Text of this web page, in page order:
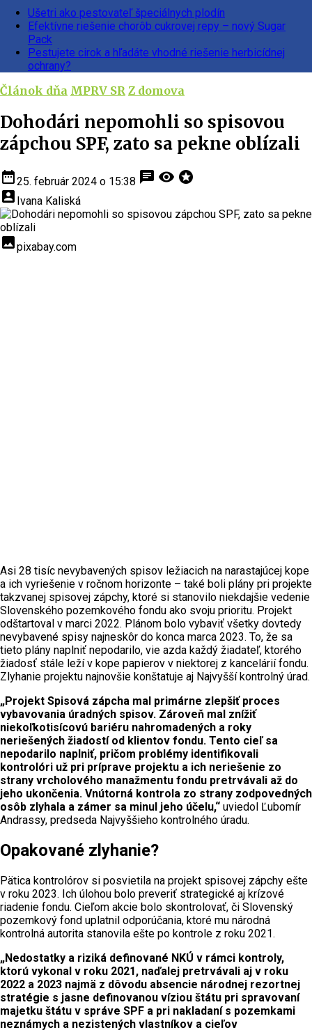
Ušetri ako pestovateľ špeciálnych plodín
Efektívne riešenie chorôb cukrovej repy – nový Sugar
Pack
Pestujete cirok a hľadáte vhodné riešenie herbicídnej
ochrany?
Článok dňa MPRV SR Z domova
Dohodári nepomohli so spisovou
zápchou SPF, zato sa pekne oblízali
date_range25. február 2024 o 15:38 chat visibility stars
account_box Ivana Kaliská
insert_photopixabay.com
Asi 28 tisíc nevybavených spisov ležiacich na narastajúcej kope
a ich vyriešenie v ročnom horizonte – také boli plány pri projekte
takzvanej spisovej zápchy, ktoré si stanovilo niekdajšie vedenie
Slovenského pozemkového fondu ako svoju prioritu. Projekt
odštartoval v marci 2022. Plánom bolo vybaviť všetky dovtedy
nevybavené spisy najneskôr do konca marca 2023. To, že sa
tieto plány naplniť nepodarilo, vie azda každý žiadateľ, ktorého
žiadosť stále leží v kope papierov v niektorej z kancelárií fondu.
Zlyhanie projektu najnovšie konštatuje aj Najvyšší kontrolný úrad.
„Projekt Spisová zápcha mal primárne zlepšiť proces
vybavovania úradných spisov. Zároveň mal znížiť
niekoľkotisícovú bariéru nahromadených a roky
neriešených žiadostí od klientov fondu. Tento cieľ sa
nepodarilo naplniť, pričom problémy identifikovali
kontrolóri už pri príprave projektu a ich neriešenie zo
strany vrcholového manažmentu fondu pretrvávali až do
jeho ukončenia. Vnútorná kontrola zo strany zodpovedných
osôb zlyhala a zámer sa minul jeho účelu,“ uviedol Ľubomír
Andrassy, predseda Najvyššieho kontrolného úradu.
Opakované zlyhanie?
Pätica kontrolórov si posvietila na projekt spisovej zápchy ešte
v roku 2023. Ich úlohou bolo preveriť strategické aj krízové
riadenie fondu. Cieľom akcie bolo skontrolovať, či Slovenský
pozemkový fond uplatnil odporúčania, ktoré mu národná
kontrolná autorita stanovila ešte po kontrole z roku 2021.
„Nedostatky a riziká definované NKÚ v rámci kontroly,
ktorú vykonal v roku 2021, naďalej pretrvávali aj v roku
2022 a 2023 najmä z dôvodu absencie národnej rezortnej
stratégie s jasne definovanou víziou štátu pri spravovaní
majetku štátu v správe SPF a pri nakladaní s pozemkami
neznámych a nezistených vlastníkov a cieľov